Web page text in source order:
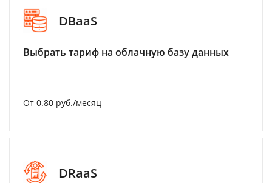
DBaaS
Выбрать тариф на облачную базу данных
От 0.80 руб./месяц
DRaaS